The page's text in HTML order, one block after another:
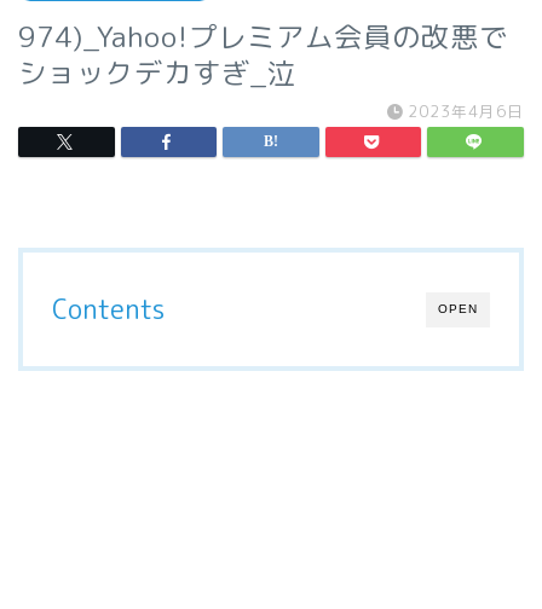
974)_Yahoo!プレミアム会員の改悪で
ショックデカすぎ_泣
2023年4月6日
OPEN
Contents